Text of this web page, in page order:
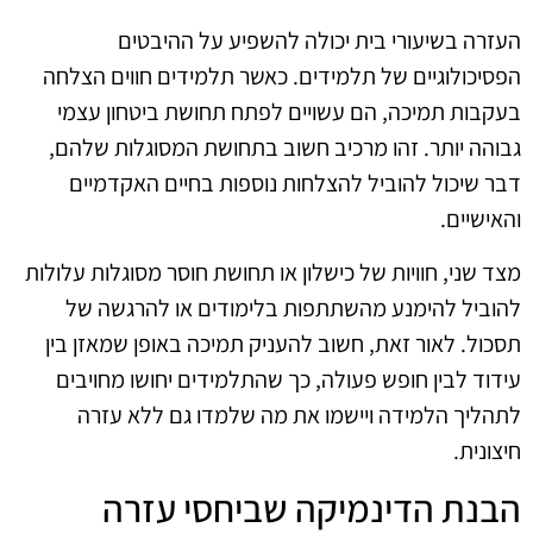
העזרה בשיעורי בית יכולה להשפיע על ההיבטים
הפסיכולוגיים של תלמידים. כאשר תלמידים חווים הצלחה
בעקבות תמיכה, הם עשויים לפתח תחושת ביטחון עצמי
גבוהה יותר. זהו מרכיב חשוב בתחושת המסוגלות שלהם,
דבר שיכול להוביל להצלחות נוספות בחיים האקדמיים
והאישיים.
מצד שני, חוויות של כישלון או תחושת חוסר מסוגלות עלולות
להוביל להימנע מהשתתפות בלימודים או להרגשה של
תסכול. לאור זאת, חשוב להעניק תמיכה באופן שמאזן בין
עידוד לבין חופש פעולה, כך שהתלמידים יחושו מחויבים
לתהליך הלמידה ויישמו את מה שלמדו גם ללא עזרה
חיצונית.
הבנת הדינמיקה שביחסי עזרה